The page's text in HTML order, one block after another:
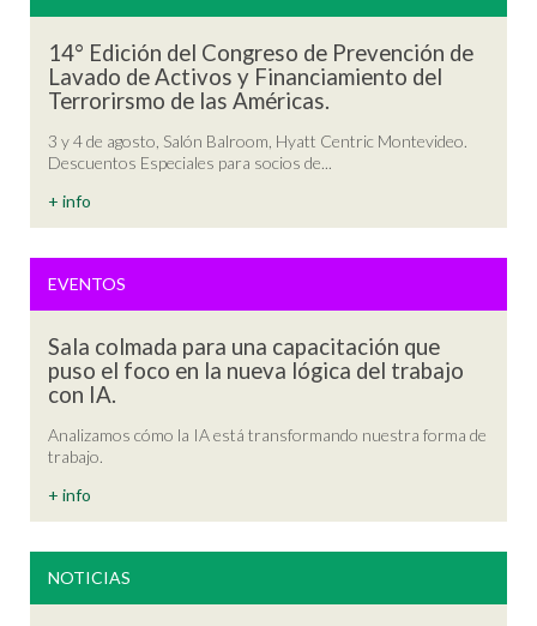
14° Edición del Congreso de Prevención de
Lavado de Activos y Financiamiento del
Terrorirsmo de las Américas.
3 y 4 de agosto, Salón Balroom, Hyatt Centric Montevideo.
Descuentos Especiales para socios de...
+ info
EVENTOS
Sala colmada para una capacitación que
puso el foco en la nueva lógica del trabajo
con IA.
Analizamos cómo la IA está transformando nuestra forma de
trabajo.
+ info
NOTICIAS